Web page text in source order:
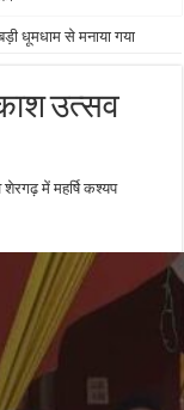
धूमधाम से मनाया गया
उत्सव
में महर्षि कश्यप